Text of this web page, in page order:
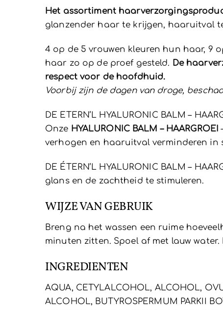
Het assortiment
glanzender haar te krijgen, haaruitval
4 op de 5 vrouwen kleuren hun haar, 9
haar zo op de proef gesteld. De
respect voor de hoofdhuid.
Voorbij zijn de dagen van droge,
DE ETERN’L HYALURONIC BALM –
Onze HYALURONIC BALM – HAARGROEI
verhogen en haaruitval verminderen in
DE ÉTERN’L HYALURONIC BALM –
glans en de zachtheid te stimuleren.
WIJZE VAN GEBRUIK
Breng na het wassen een ruime
minuten zitten. Spoel af met lauw
INGREDIENTEN
AQUA, CETYLALCOHOL, ALCOHOL,
ALCOHOL, BUTYROSPERMUM PARKII